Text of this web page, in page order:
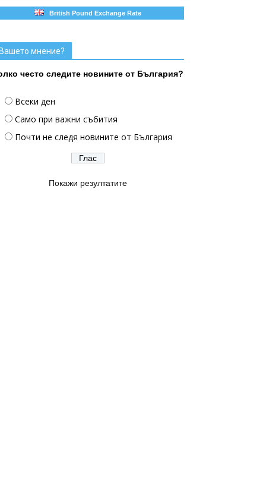
British Pound Exchange Rate
мнение?
често следите новините от България?
Всеки ден
Само при важни събития
Почти не следя новините от България
Покажи резултатите